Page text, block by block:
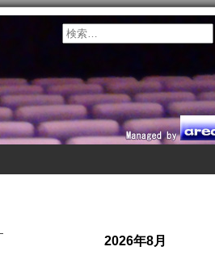
2026年8月